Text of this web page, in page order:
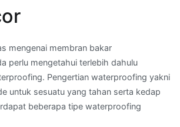
mengenai membran bakar
perlu mengetahui terlebih dahulu
Pengertian waterproofing yakni
untuk sesuatu yang tahan serta kedap
beberapa tipe waterproofing